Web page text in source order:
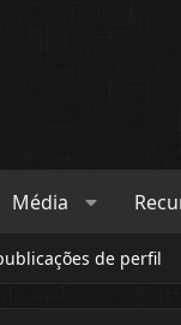
Média
de perfil